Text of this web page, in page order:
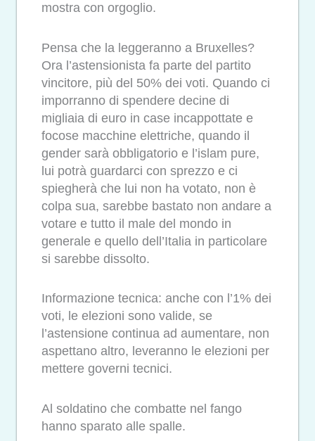
mostra con orgoglio.
Pensa che la leggeranno a Bruxelles?
Ora l’astensionista fa parte del partito
vincitore, più del 50% dei voti. Quando ci
imporranno di spendere decine di
migliaia di euro in case incappottate e
focose macchine elettriche, quando il
gender sarà obbligatorio e l’islam pure,
lui potrà guardarci con sprezzo e ci
spiegherà che lui non ha votato, non è
colpa sua, sarebbe bastato non andare a
votare e tutto il male del mondo in
generale e quello dell’Italia in particolare
si sarebbe dissolto.
Informazione tecnica: anche con l’1% dei
voti, le elezioni sono valide, se
l’astensione continua ad aumentare, non
aspettano altro, leveranno le elezioni per
mettere governi tecnici.
Al soldatino che combatte nel fango
hanno sparato alle spalle.